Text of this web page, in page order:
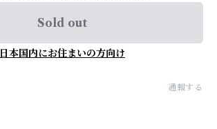
Sold out
日本国内にお住まいの方向け
通報する